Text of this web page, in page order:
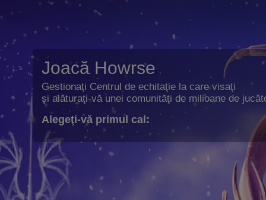
Joacă Howrse
Gestionaţi Centrul de echitaţie la care visaţi
şi alăturaţi-vă unei comunităţi de milioane de
Alegeţi-vă primul cal: